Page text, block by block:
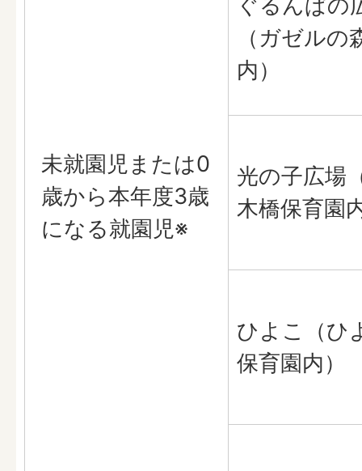
未就園児または0
歳から本年度3歳
になる就園児※
（ガゼルの
内）
光の子広場
木橋保育園
ひよこ（ひ
保育園内）